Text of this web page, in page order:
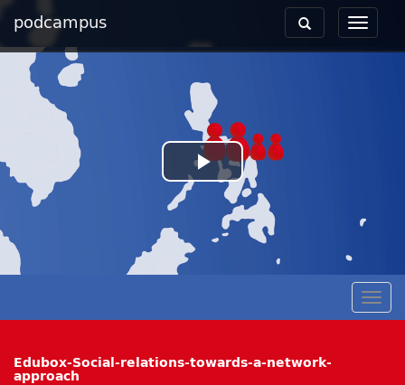
podcampus
Toggle
Toggle
navigation
Play
Video
Edubox-Social-relations-towards-a-network-
approach